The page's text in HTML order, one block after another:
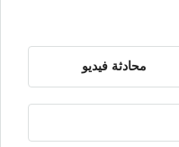
محادثة فيديو